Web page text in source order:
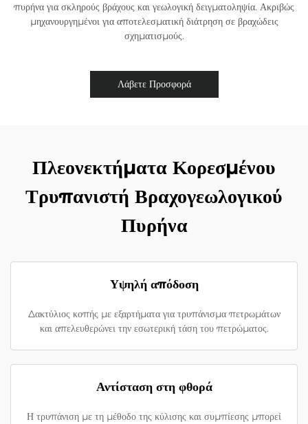
πυρήνα για σκληρούς βράχους και γεωλογική δειγματοληψία. Ακριβώς
μηχανουργημένοι για αποτελεσματική διάτρηση σε βραχώδεις
σχηματισμούς.
Λάβετε Προσφορά
Πλεονεκτήματα Κορεσμένου
Τρυπανιστή Βραχογεωλογικού
Πυρήνα
Υψηλή απόδοση
Δακτύλιος κοπής με εξαρτήματα για τρυπάνισμα πετρωμάτων
και απελευθερώνει την εσωτερική τάση του πετρώματος.
Αντίσταση στη φθορά
Η τρυπάνιση με τη μέθοδο της κύλισης και συμπίεσης μπορεί